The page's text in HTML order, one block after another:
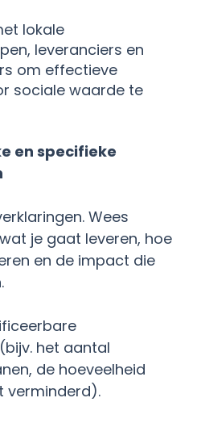
lokale
leveranciers en
om effectieve
sociale waarde te
en specifieke
Wees
je gaat leveren, hoe
en de impact die
het aantal
de hoeveelheid
verminderd).